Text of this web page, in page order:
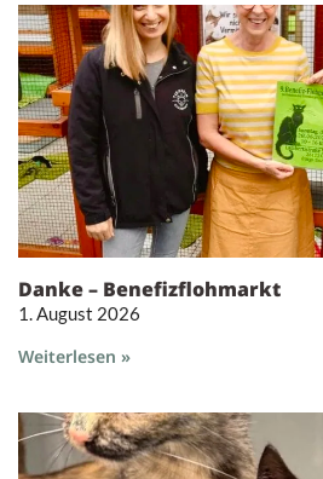
Danke – Benefizflohmarkt
1. August 2026
Weiterlesen »